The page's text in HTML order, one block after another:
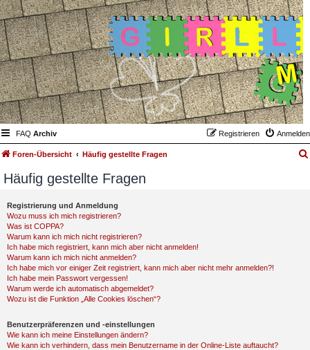
FAQ Archiv Anmelden
Registrieren
Foren-Übersicht Häufig gestellte Fragen
Häufig gestellte Fragen
Registrierung und Anmeldung
Wozu muss ich mich registrieren?
Was ist COPPA?
Warum kann ich mich nicht registrieren?
Ich habe mich registriert, kann mich aber nicht anmelden!
Warum kann ich mich nicht anmelden?
Ich habe mich vor einiger Zeit registriert, kann mich aber nicht mehr anmelden?!
Ich habe mein Passwort vergessen!
Warum werde ich automatisch abgemeldet?
Wozu ist die Funktion „Alle Cookies löschen“?
Benutzerpräferenzen und -einstellungen
Wie kann ich meine Einstellungen ändern?
Wie kann ich verhindern, dass mein Benutzername in der Online-Liste auftaucht?